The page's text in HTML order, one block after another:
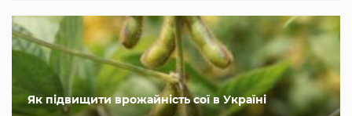
Як підвищити врожайність сої в Україні